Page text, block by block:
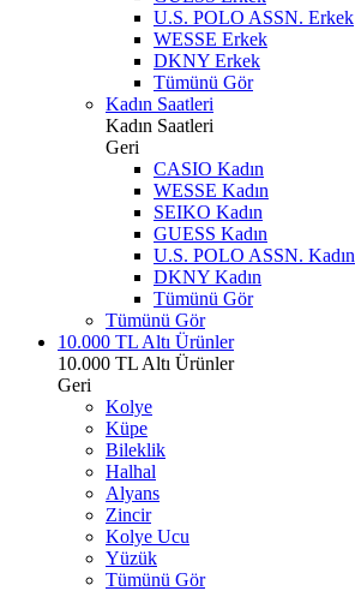
U.S. POLO ASSN. Erkek
WESSE Erkek
DKNY Erkek
Tümünü Gör
Kadın Saatleri
Kadın Saatleri
Geri
CASIO Kadın
WESSE Kadın
SEIKO Kadın
GUESS Kadın
U.S. POLO ASSN. Kadın
DKNY Kadın
Tümünü Gör
Tümünü Gör
10.000 TL Altı Ürünler
10.000 TL Altı Ürünler
Geri
Kolye
Küpe
Bileklik
Halhal
Alyans
Zincir
Kolye Ucu
Yüzük
Tümünü Gör